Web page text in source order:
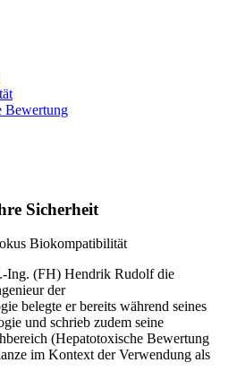
Bewertung
Sicherheit
Biokompatibilität
Ing. (FH) Hendrik Rudolf die
der
belegte er bereits während seines
und schrieb zudem seine
(Hepatotoxische Bewertung
im Kontext der Verwendung als